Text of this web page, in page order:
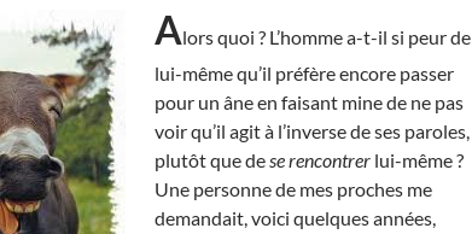
Alors quoi ? L’homme a-t-il si peur de
lui-même qu’il préfère encore passer
pour un âne en faisant mine de ne pas
voir qu’il agit à l’inverse de ses paroles,
plutôt que dese rencontrer lui-même ?
Une personne de mes proches me
demandait, voici quelques années,